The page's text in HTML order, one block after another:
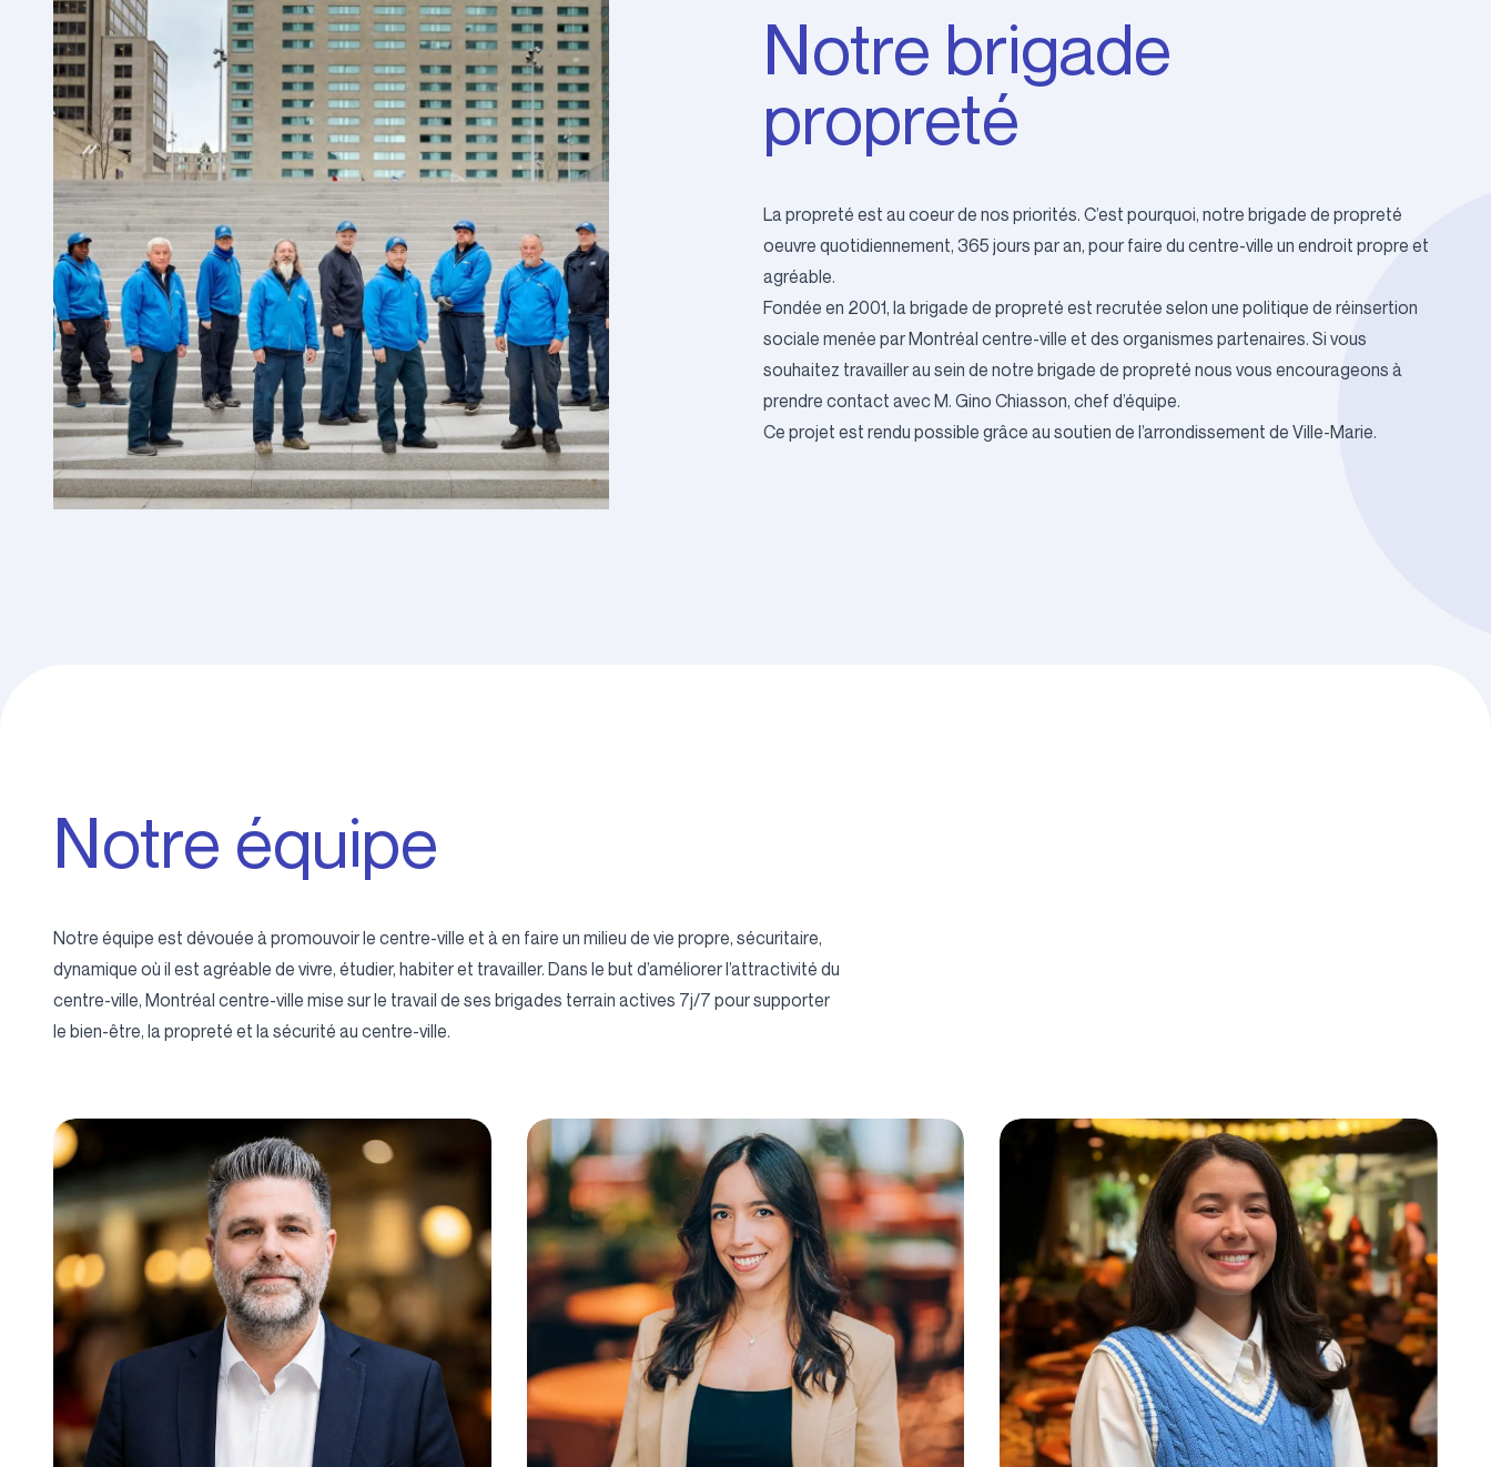
Notre brigade
propreté
La propreté est au coeur de nos priorités. C’est pourquoi, notre brigade de propreté
oeuvre quotidiennement, 365 jours par an, pour faire du centre-ville un endroit propre et
agréable.
Fondée en 2001, la brigade de propreté est recrutée selon une politique de réinsertion
sociale menée par Montréal centre-ville et des organismes partenaires. Si vous
souhaitez travailler au sein de notre brigade de propreté nous vous encourageons à
prendre contact avec M. Gino Chiasson, chef d’équipe.
Ce projet est rendu possible grâce au soutien de l’arrondissement de Ville-Marie.
Notre équipe
Notre équipe est dévouée à promouvoir le centre-ville et à en faire un milieu de vie propre, sécuritaire,
dynamique où il est agréable de vivre, étudier, habiter et travailler. Dans le but d’améliorer l’attractivité du
centre-ville, Montréal centre-ville mise sur le travail de ses brigades terrain actives 7j/7 pour supporter
le bien-être, la propreté et la sécurité au centre-ville.